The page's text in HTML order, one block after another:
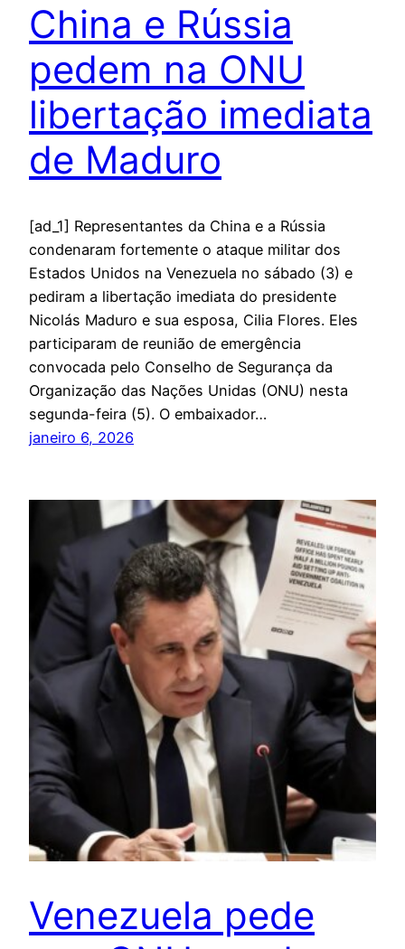
China e Rússia
pedem na ONU
libertação imediata
de Maduro
[ad_1] Representantes da China e a Rússia
condenaram fortemente o ataque militar dos
Estados Unidos na Venezuela no sábado (3) e
pediram a libertação imediata do presidente
Nicolás Maduro e sua esposa, Cilia Flores. Eles
participaram de reunião de emergência
convocada pelo Conselho de Segurança da
Organização das Nações Unidas (ONU) nesta
segunda-feira (5). O embaixador…
janeiro 6, 2026
Venezuela pede